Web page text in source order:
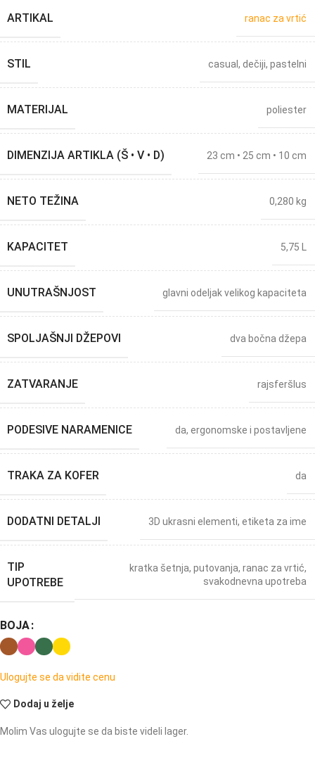
ARTIKAL ranac za vrtić
STIL casual , dečiji, pastelni
MATERIJAL poliester
DIMENZIJA ARTIKLA (Š • V • D) 23 cm • 25 cm • 10 cm
NETO TEŽINA 0,280 kg
KAPACITET 5,75 L
UNUTRAŠNJOST glavni odeljak velikog kapaciteta
SPOLJAŠNJI DŽEPOVI dva bočna džepa
ZATVARANJE rajsferšlus
PODESIVE NARAMENICE da, ergonomske i postavljene
TRAKA ZA KOFER da
DODATNI DETALJI 3D ukrasni elementi, etiketa za ime
TIP
UPOTREBE
kratka šetnja, putovanja, ranac za vrtić,
svakodnevna upotreba
BOJA
Ulogujte se da vidite cenu
Dodaj u želje
Molim Vas ulogujte se da biste videli lager.